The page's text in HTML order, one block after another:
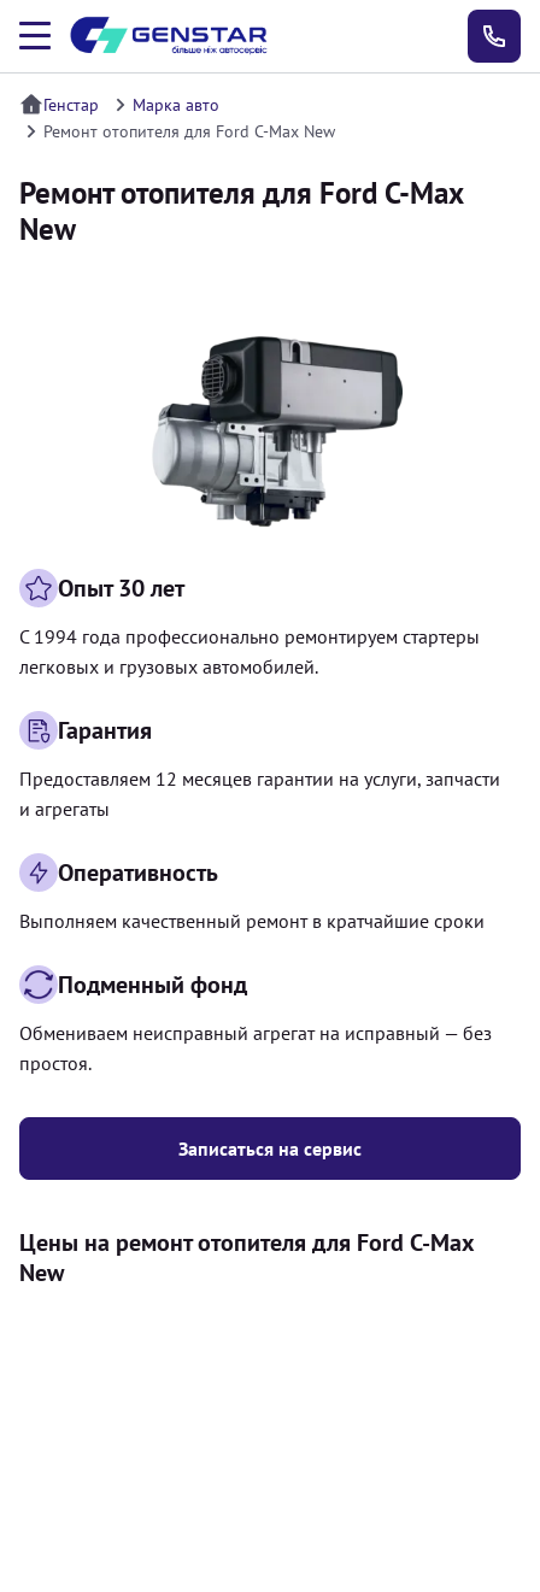
Генстар
Марка авто
Ремонт отопителя для Ford C-Max New
Ремонт отопителя для Ford C-Max
New
Записаться на сервис
Опыт 30 лет
С 1994 года профессионально ремонтируем стартеры
легковых и грузовых автомобилей.
Гарантия
Предоставляем 12 месяцев гарантии на услуги, запчасти
и агрегаты
Оперативность
Выполняем качественный ремонт в кратчайшие сроки
Подменный фонд
Обмениваем неисправный агрегат на исправный — без
простоя.
Цены на ремонт отопителя для Ford C-Max
New